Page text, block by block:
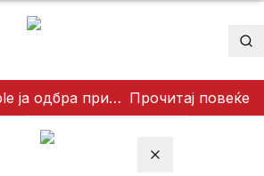
Apple ја одбра приватноста на корисниците: Одби да создаде пристап за полицијата до iCloud податоците Прочитај повеќе
Затвори мени